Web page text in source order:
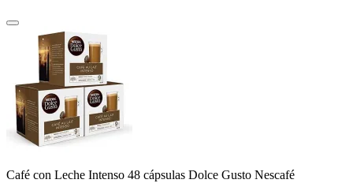
Café con Leche Intenso 48 cápsulas Dolce Gusto Nescafé